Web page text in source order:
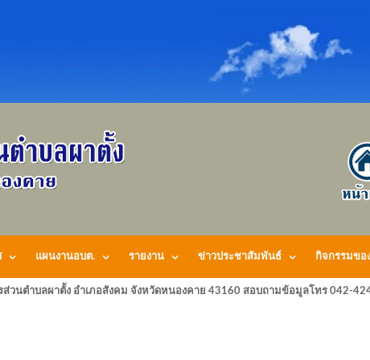
แผนงานอบต. รายงาน ข่าวประชาสัมพันธ์ กิจกรรมขอ
ส่วนตำบลผาตั้ง อำเภอสังคม จังหวัดหนองคาย 43160 สอบถามข้อมูลโทร 042-